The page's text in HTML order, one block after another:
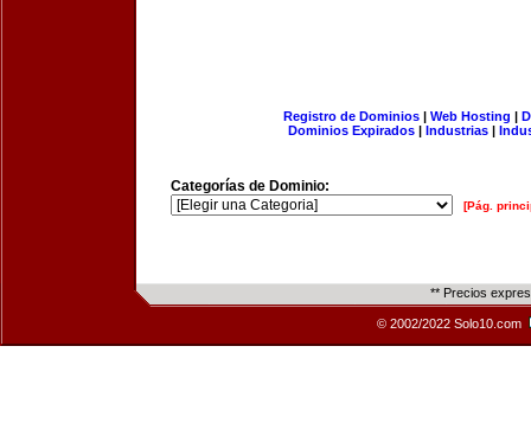
Registro de Dominios| Web Hosting |
Dominios Expirados | Industrias |
Categorías de Dominio:
[Pág.
** Precios
© 2002/2022 Solo10.com